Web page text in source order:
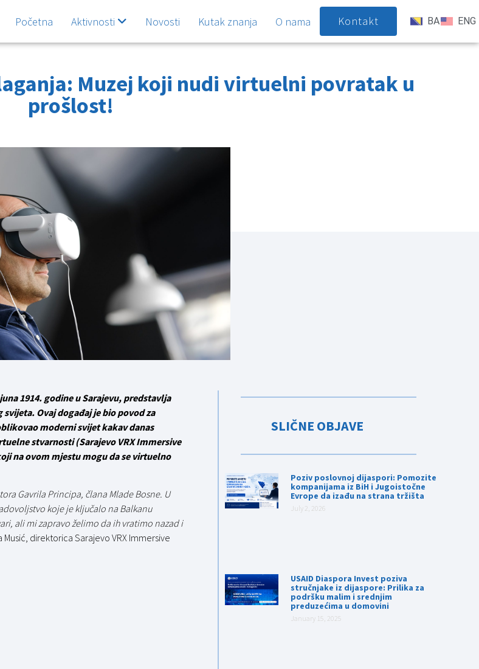
Početna Aktivnosti Novosti Kutak znanja O nama Kontakt BA ENG
Muzej koji nudi virtuelni povratak u
prošlost!
1914. godine u Sarajevu, predstavlja
Ovaj događaj je bio povod za
moderni svijet kakav danas
stvarnosti (Sarajevo VRX Immersive
na ovom mjestu mogu da se virtuelno
Gavrila Principa, člana Mlade Bosne. U
koje je ključalo na Balkanu
ali mi zapravo želimo da ih vratimo nazad i
Musić, direktorica Sarajevo VRX Immersive
SLIČNE OBJAVE
Poziv poslovnoj dijaspori: Pomozite
kompanijama iz BiH i Jugoistočne
Evrope da izađu na strana tržišta
July 2, 2026
USAID Diaspora Invest poziva
stručnjake iz dijaspore: Prilika za
podršku malim i srednjim
preduzećima u domovini
January 15, 2025